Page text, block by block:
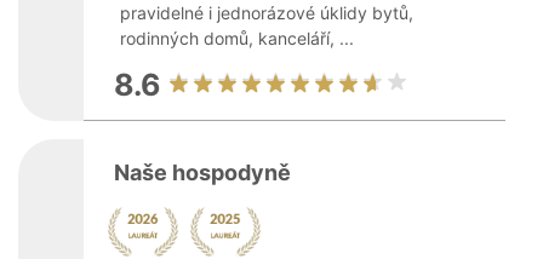
pravidelné i jednorázové úklidy bytů,
rodinných domů, kanceláří, ...
8.6
Naše hospodyně